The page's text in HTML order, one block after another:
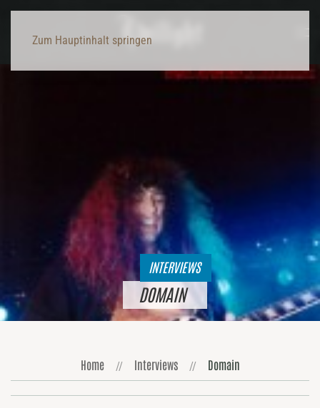
Zum Hauptinhalt springen
INTERVIEWS
DOMAIN
Home Interviews Domain